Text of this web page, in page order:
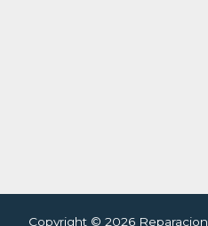
Copyright © 2026